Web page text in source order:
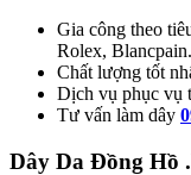
Gia công theo
Rolex,
Chất lượng tốt
Dịch vụ phục vụ
Tư vấn làm dây
Dây Da Đồng Hồ